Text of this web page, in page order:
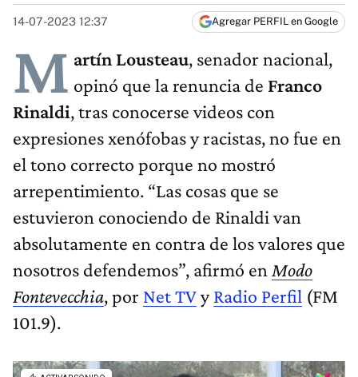
14-07-2023 12:37 Agregar PERFIL en Google
M artín Lousteau, senador nacional,
opinó que la renuncia de Franco
Rinaldi, tras conocerse videos con
expresiones xenófobas y racistas, no fue en
el tono correcto porque no mostró
arrepentimiento. “Las cosas que se
estuvieron conociendo de Rinaldi van
absolutamente en contra de los valores que
nosotros defendemos”, afirmó en Modo
Fontevecchia, por Net TVyRadio Perfil (FM
101.9).